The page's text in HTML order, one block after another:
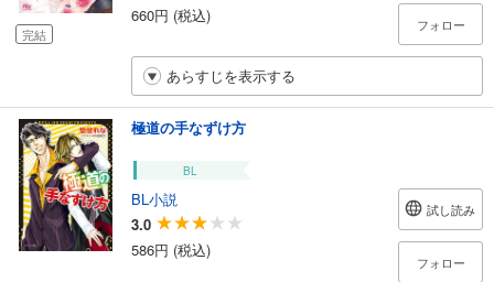
完結
660円 (税込)
フォロー
あらすじを表示する
極道の手なずけ方
BL
BL小説
3.0
586円 (税込)
試し読み
フォロー